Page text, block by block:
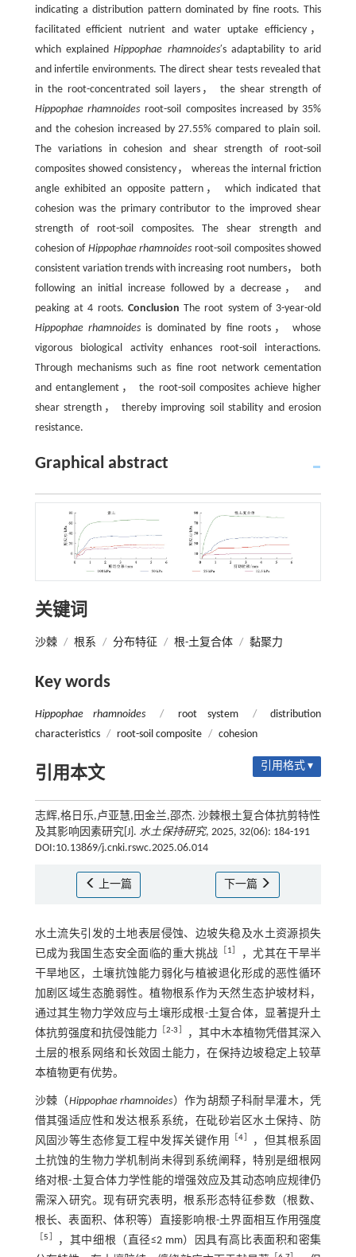
indicating a distribution pattern dominated by fine roots. This
facilitated efficient nutrient and water uptake efficiency，
which explainedHippophae rhamnoides′s adaptability to arid
and infertile environments. The direct shear tests revealed that
in the root-concentrated soil layers， the shear strength of
Hippophae rhamnoides root-soil composites increased by 35%
and the cohesion increased by 27.55% compared to plain soil.
The variations in cohesion and shear strength of root-soil
composites showed consistency， whereas the internal friction
angle exhibited an opposite pattern， which indicated that
cohesion was the primary contributor to the improved shear
strength of root-soil composites. The shear strength and
cohesion of Hippophae rhamnoides root-soil composites showed
consistent variation trends with increasing root numbers， both
following an initial increase followed by a decrease， and
peaking at 4 roots. Conclusion The root system of 3-year-old
Hippophae rhamnoides is dominated by fine roots， whose
vigorous biological activity enhances root-soil interactions.
Through mechanisms such as fine root network cementation
and entanglement， the root-soil composites achieve higher
shear strength， thereby improving soil stability and erosion
resistance.
Graphical abstract
关键词
沙棘 / 根系 / 分布特征 / 根-土复合体 / 黏聚力
Key words
Hippophae rhamnoides / root system /
distribution
characteristics / root-soil composite / cohesion
引用本文 引用格式 ▾
志辉,格日乐,卢亚慧,田金兰,邵杰. 沙棘根土复合体抗剪特性
及其影响因素研究[J]. 水土保持研究, 2025, 32(06): 184-191
DOI:10.13869/j.cnki.rswc.2025.06.014
上一篇 下一篇
水土流失引发的土地表层侵蚀、边坡失稳及水土资源损失
已成为我国生态安全面临的重大挑战 ［1］
，尤其在干旱半
干旱地区，土壤抗蚀能力弱化与植被退化形成的恶性循环
加剧区域生态脆弱性。植物根系作为天然生态护坡材料，
通过其生物力学效应与土壤形成根-土复合体，显著提升土
体抗剪强度和抗侵蚀能力
［2-3］
，其中木本植物凭借其深入
土层的根系网络和长效固土能力，在保持边坡稳定上较草
本植物更有优势。
沙棘（Hippophae rhamnoides）作为胡颓子科耐旱灌木，凭
借其强适应性和发达根系系统，在砒砂岩区水土保持、防
风固沙等生态修复工程中发挥关键作用
［4］
，但其根系固
土抗蚀的生物力学机制尚未得到系统阐释，特别是细根网
络对根-土复合体力学性能的增强效应及其动态响应规律仍
需深入研究。现有研究表明，根系形态特征参数（根数、
根长、表面积、体积等）直接影响根-土界面相互作用强度
［5］
，其中细根（直径≤2 mm）因具有高比表面积和密集